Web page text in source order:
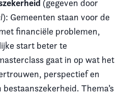
(gegeven door
): Gemeenten staan voor de
financiële problemen,
start beter te
gaat in op wat het
perspectief en
Thema’s